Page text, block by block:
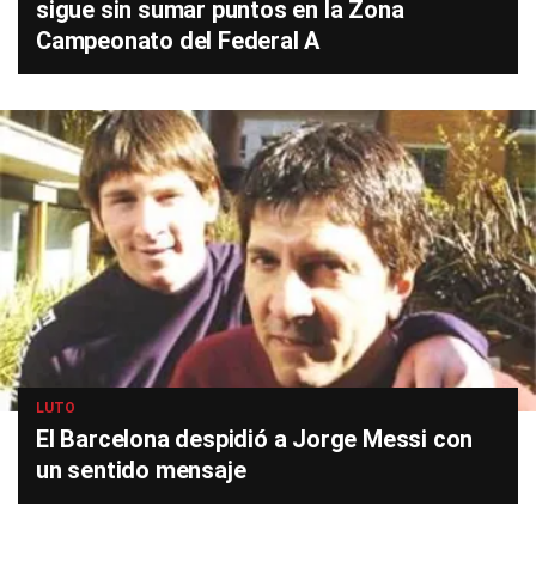
sigue sin sumar puntos en la Zona
Campeonato del Federal A
LUTO
El Barcelona despidió a Jorge Messi con
un sentido mensaje